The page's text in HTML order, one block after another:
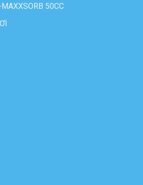
50CC